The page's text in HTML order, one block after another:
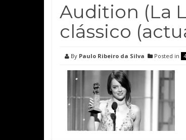
Audition (La
clássico
By Paulo Ribeiro da Silva Posted in